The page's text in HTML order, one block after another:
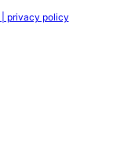
| privacy policy